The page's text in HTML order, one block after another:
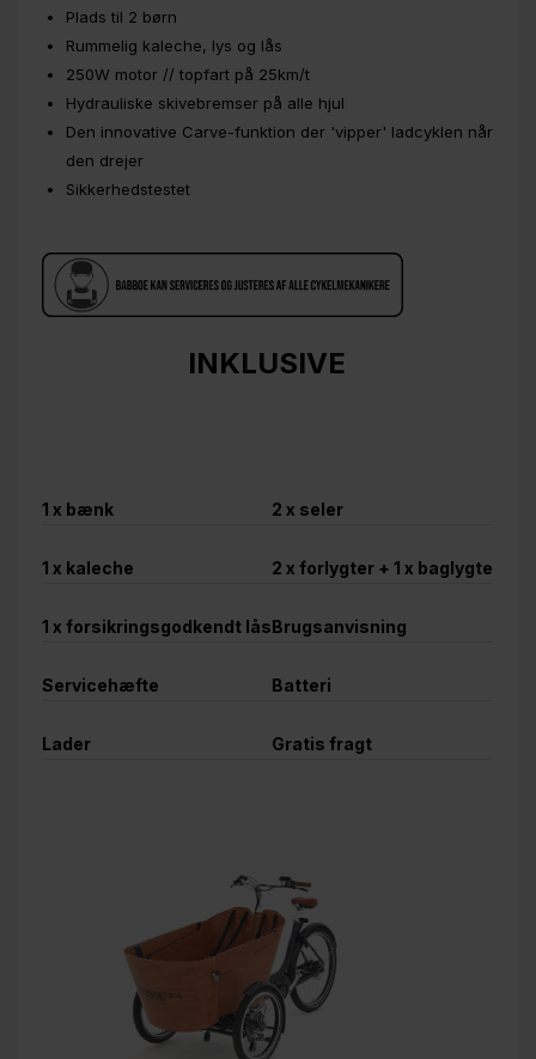
Plads til 2 børn
Rummelig kaleche, lys og lås
250W motor // topfart på 25km/t
Hydrauliske skivebremser på alle hjul
Den innovative Carve-funktion der 'vipper' ladcyklen når
den drejer
Sikkerhedstestet
INKLUSIVE
1 x bænk 2 x seler
1 x kaleche 2 x forlygter + 1 x baglygte
1 x forsikringsgodkendt låsBrugsanvisning
Servicehæfte Batteri
Lader Gratis fragt